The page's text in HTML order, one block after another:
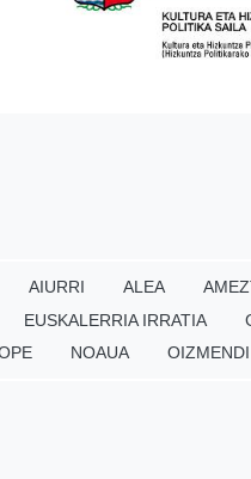
AIURRI ALEA
EUSKALERRIA IRRATIA
NOAUA